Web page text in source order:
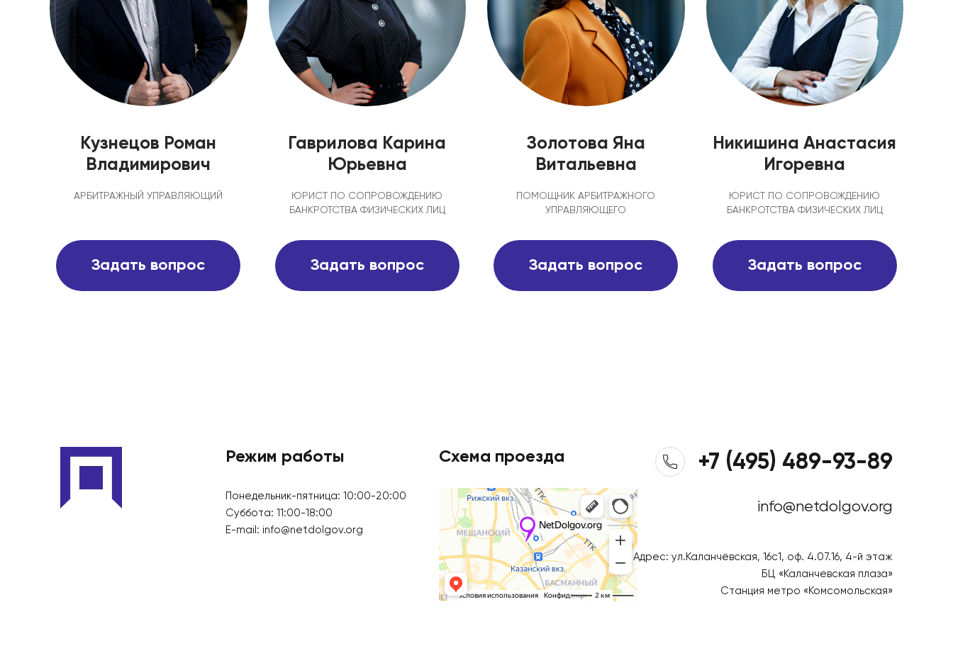
Кузнецов Роман
Владимирович
АРБИТРАЖНЫЙ УПРАВЛЯЮЩИЙ
Задать вопрос
Гаврилова Карина
Юрьевна
ЮРИСТ ПО СОПРОВОЖДЕНИЮ
БАНКРОТСТВА ФИЗИЧЕСКИХ ЛИЦ
Задать вопрос
Золотова Яна
Витальевна
ПОМОЩНИК АРБИТРАЖНОГО
УПРАВЛЯЮЩЕГО
Задать вопрос
Никишина Анастасия
Игоревна
ЮРИСТ ПО СОПРОВОЖДЕНИЮ
БАНКРОТСТВА ФИЗИЧЕСКИХ ЛИЦ
Задать вопрос
Режим работы
Понедельник-пятница: 10:00-20:00
Суббота: 11:00-18:00
E-mail: info@netdolgov.org
Схема проезда +7 (495) 489-93-89
info@netdolgov.org
Адрес: ул.Каланчёвская, 16c1, оф. 4.07.16, 4-й этаж
БЦ «Каланчевская плаза»
Станция метро «Комсомольская»
Контакты
БАНКРОТСТВО ОНЛАЙН